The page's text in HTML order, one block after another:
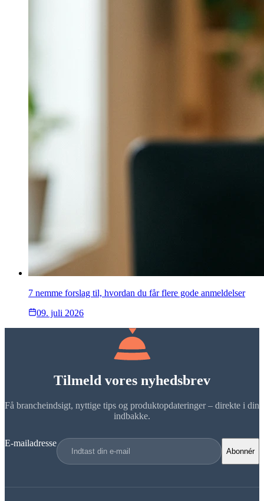
7 nemme forslag til, hvordan du får flere gode anmeldelser
09. juli 2026
Tilmeld vores nyhedsbrev
Få brancheindsigt, nyttige tips og produktopdateringer – direkte i din
indbakke.
E-mailadresse
Abonnér